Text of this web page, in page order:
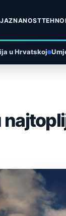
ZNANOST
u Hrvatskoj